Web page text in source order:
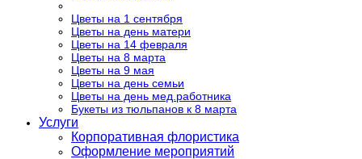
Цветы на 1 сентября
Цветы на день матери
Цветы на 14 февраля
Цветы на 8 марта
Цветы на 9 мая
Цветы на день семьи
Цветы на день мед.работника
Букеты из тюльпанов к 8 марта
Услуги
Корпоративная флористика
Оформление мероприятий